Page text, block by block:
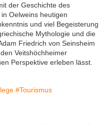
der Geschichte des
Oelweins heutigen
und viel Begeisterung
Mythologie und die
Friedrich von Seinsheim
Veitshöchheimer
Perspektive erleben lässt.
#Tourismus